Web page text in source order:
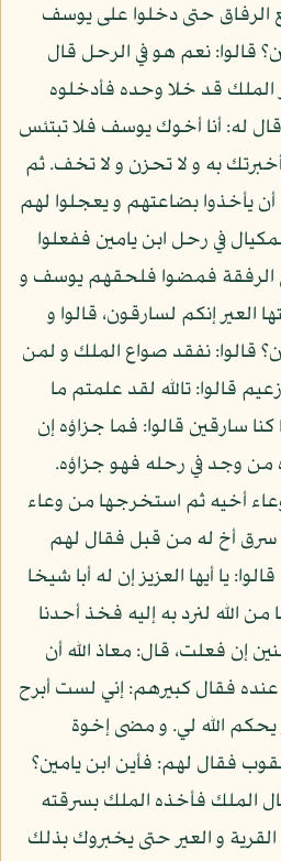
الرفاق حتى دخلوا على يوسف
قالوا: نعم هو في الرحل قال
الملك قد خلا وحده فأدخلوه
له: أنا أخوك يوسف فلا تبتئس
به و لا تحزن و لا تخف. ثم
أن يأخذوا بضاعتهم و يعجلوا لهم
في رحل ابن يامين ففعلوا
الرفقة فمضوا فلحقهم يوسف و
العير إنكم لسارقون، قالوا و
قالوا: نفقد صواع الملك و لمن
قالوا: تالله لقد علمتم ما
سارقين قالوا: فما جزاؤه إن
من وجد في رحله فهو جزاؤه.
أخيه ثم استخرجها من وعاء
سرق أخ له من قبل فقال لهم
يا أيها العزيز إن له أبا شيخا
من الله لنرد به إليه فخذ أحدنا
إن فعلت، قال: معاذ الله أن
عنده فقال كبيرهم: إني لست أبرح
يحكم الله لي. و مضى إخوة
فقال لهم: فأين ابن يامين؟
الملك فأخذه الملك بسرقته
و العير حتى يخبروك بذلك